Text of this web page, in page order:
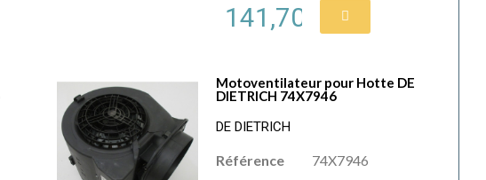
141,70 €
Motoventilateur pour Hotte DE
DIETRICH 74X7946
DE DIETRICH
Référence 74X7946